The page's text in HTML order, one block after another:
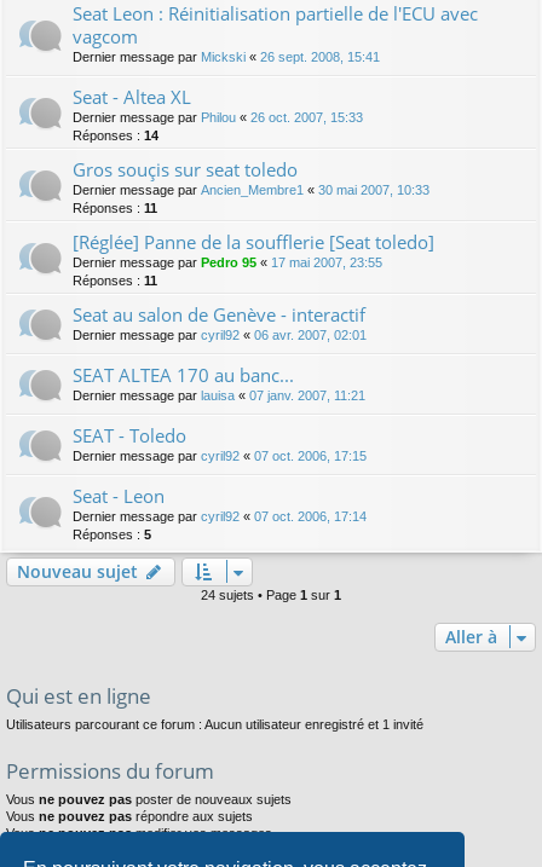
Seat Leon : Réinitialisation partielle de l'ECU avec
vagcom
Dernier message par Mickski « 26 sept. 2008, 15:41
Seat - Altea XL
Dernier message par Philou « 26 oct. 2007, 15:33
Réponses : 14
Gros souçis sur seat toledo
Dernier message par Ancien_Membre1 « 30 mai 2007, 10:33
Réponses : 11
[Réglée] Panne de la soufflerie [Seat toledo]
Dernier message par Pedro 95 « 17 mai 2007, 23:55
Réponses : 11
Seat au salon de Genève - interactif
Dernier message par cyril92 « 06 avr. 2007, 02:01
SEAT ALTEA 170 au banc...
Dernier message par lauisa « 07 janv. 2007, 11:21
SEAT - Toledo
Dernier message par cyril92 « 07 oct. 2006, 17:15
Seat - Leon
Dernier message par cyril92 « 07 oct. 2006, 17:14
Réponses : 5
Nouveau sujet
24 sujets • Page 1 sur 1
Aller à
Qui est en ligne
Utilisateurs parcourant ce forum : Aucun utilisateur enregistré et 1 invité
Permissions du forum
Vous ne pouvez pas poster de nouveaux sujets
Vous ne pouvez pas répondre aux sujets
Vousne pouvez pasmodifier vos messages